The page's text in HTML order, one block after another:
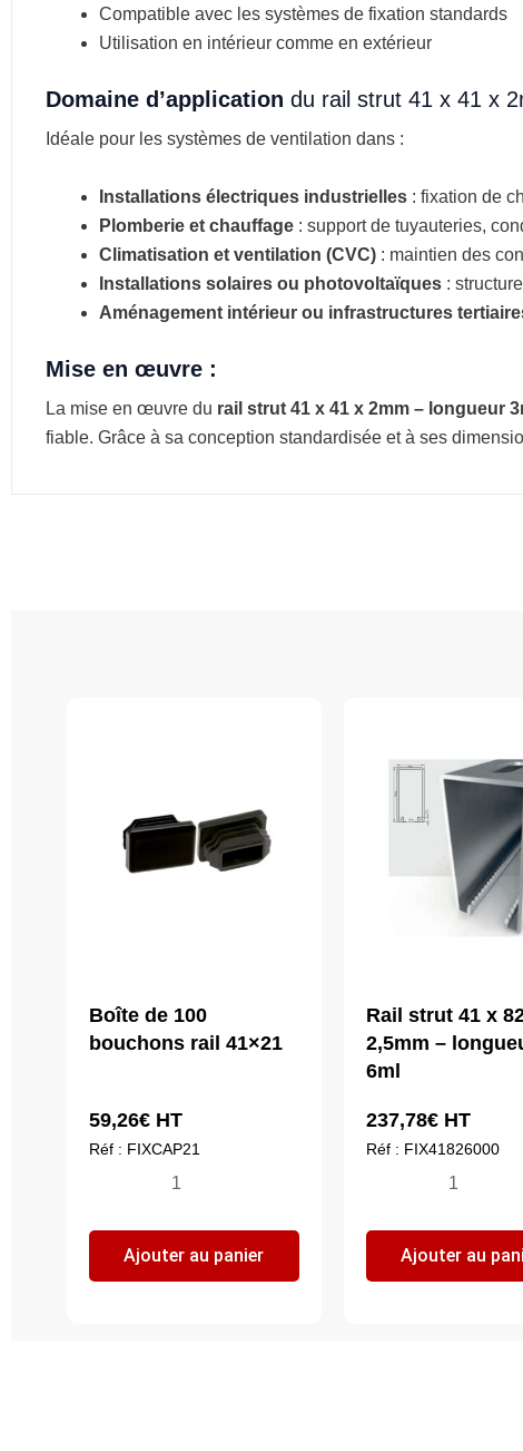
Compatible avec les systèmes de fixation standards
Utilisation en intérieur comme en extérieur
Domaine d’application du rail strut 41 x 41 x
Idéale pour les systèmes de ventilation dans :
Installations électriques industrielles : fixation de
Plomberie et chauffage : support de tuyauteries,
Climatisation et ventilation (CVC) : maintien des
Installations solaires ou photovoltaïques :
Aménagement intérieur ou infrastructures
Mise en œuvre :
La mise en œuvre du rail strut 41 x 41 x 2mm – longueur
fiable. Grâce à sa conception standardisée et à ses
Boîte de 100
bouchons rail 41×21
59,26€ HT
Réf : FIXCAP21
quantité
Boîte
de
Ajouter au panier
Rail strut 41 x
2,5mm –
6ml
237,78€HT
Réf : FIX41826000
quantité
Rail
strut
Ajouter au